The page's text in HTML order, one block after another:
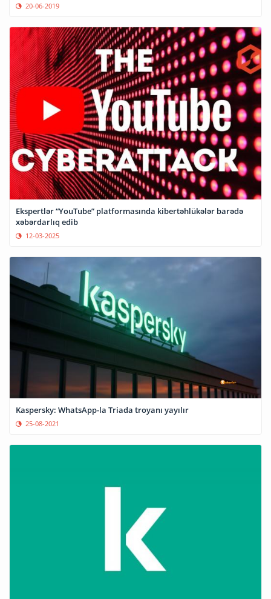
20-06-2019
Ekspertlər “YouTube” platformasında kibertəhlükələr barədə
xəbərdarlıq edib
12-03-2025
Kaspersky: WhatsApp-la Triada troyanı yayılır
25-08-2021